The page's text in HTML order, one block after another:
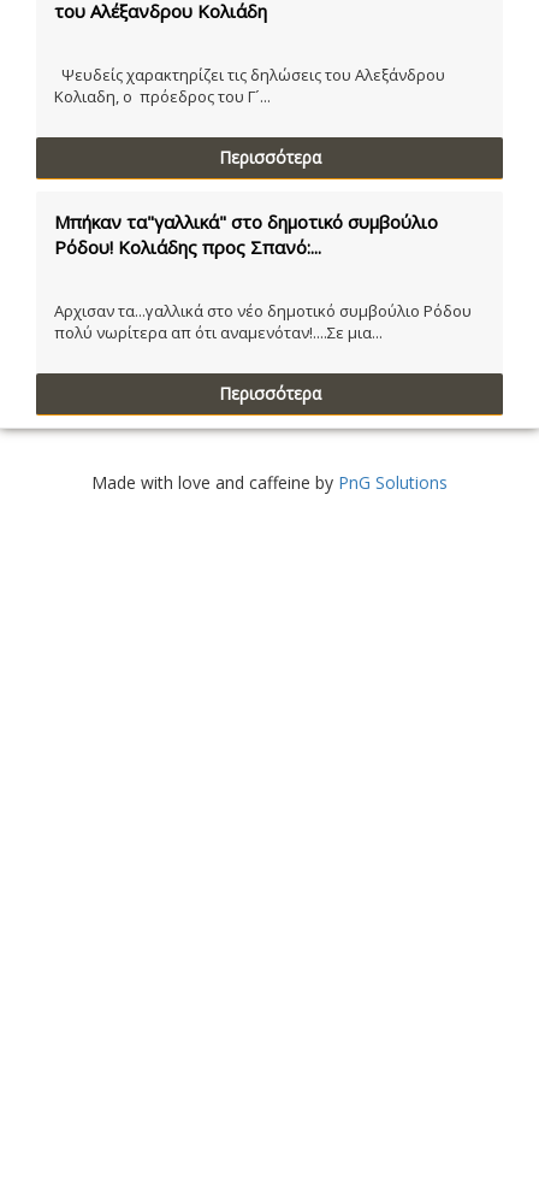
του Αλέξανδρου Κολιάδη
Ψευδείς χαρακτηρίζει τις δηλώσεις του Αλεξάνδρου
Κολιαδη, ο πρόεδρος του Γ´...
Περισσότερα
Μπήκαν τα"γαλλικά" στο δημοτικό συμβούλιο
Ρόδου! Κολιάδης προς Σπανό:...
Αρχισαν τα...γαλλικά στο νέο δημοτικό συμβούλιο Ρόδου
πολύ νωρίτερα απ ότι αναμενόταν!....Σε μια...
Περισσότερα
Made with love and caffeine by PnG Solutions